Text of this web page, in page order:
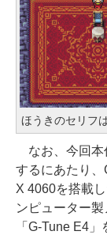
ほうきのセリフ
なお、今回本
するにあたり
X 4060を搭載
ンピューター
「G-Tune E4」